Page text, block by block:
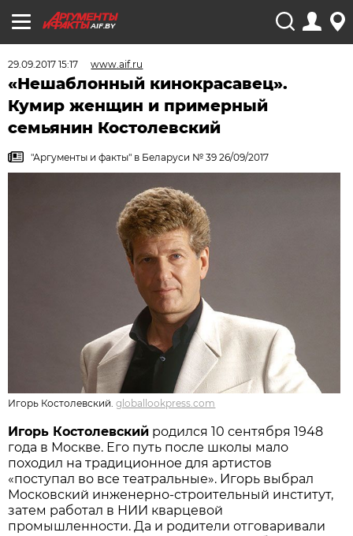
AIF.BY
29.09.2017 15:17 www.aif.ru
«Нешаблонный кинокрасавец».
Кумир женщин и примерный
семьянин Костолевский
"Аргументы и факты" в Беларуси № 39 26/09/2017
Игорь Костолевский. globallookpress.com
Игорь Костолевский родился 10 сентября 1948
года в Москве. Его путь после школы мало
походил на традиционное для артистов
«поступал во все театральные». Игорь выбрал
Московский инженерно-строительный институт,
затем работал в НИИ кварцевой
промышленности. Да и родители отговаривали